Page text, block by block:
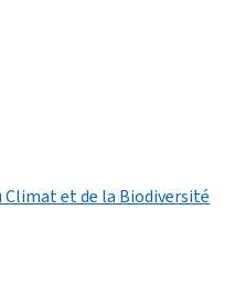
Climat et de la Biodiversité